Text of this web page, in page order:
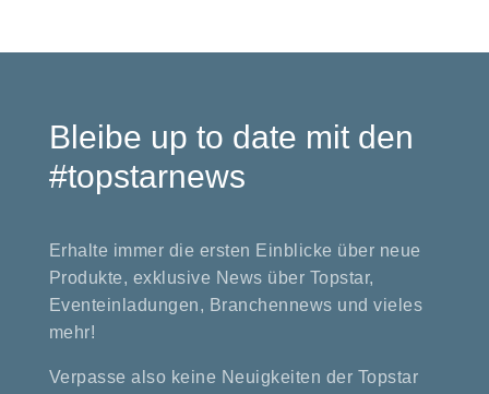
Bleibe up to date mit den
#topstarnews
Erhalte immer die ersten Einblicke über neue
Produkte, exklusive News über Topstar,
Eventeinladungen, Branchennews und vieles
mehr!
Verpasse also keine Neuigkeiten der Topstar